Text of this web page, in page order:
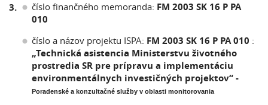
3. číslo finančného memoranda: FM 2003 SK 16 P PA
010
číslo a názov projektu ISPA: FM 2003 SK 16 P PA 010 :
„Technická asistencia Ministerstvu životného
prostredia SR pre prípravu a implementáciu
environmentálnych investičných projektov“ -
Poradenské a konzultačné služby v oblasti monitorovania